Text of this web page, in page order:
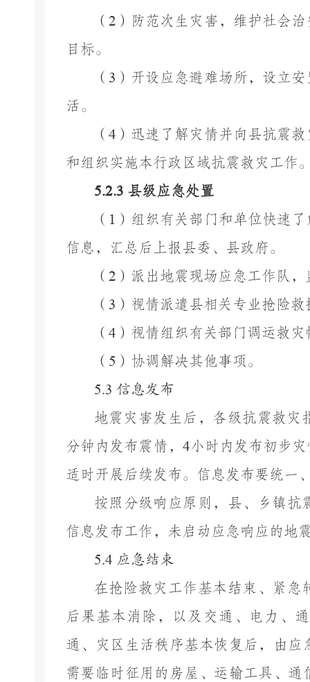
（ 2 ）防范次生灾害，维护社会
目标。
（ 3 ）开设应急避难场所，设立
活。
（ 4 ）迅速了解灾情并向县抗震
和组织实施本行政区域抗震救灾工作
5.2.3 县级应急处置
（ 1 ）组织有关部门和单位快速
信息，汇总后上报县委、县政府。
（ 2 ）派出地震现场应急工作队
（ 3 ）视情派遣县相关专业抢险
（ 4 ）视情组织有关部门调运救
（ 5 ）协调解决其他事项。
5.3 信息发布
地震灾害发生后，各级抗震救灾
分钟内发布震情， 4小时内发布初步
适时开展 后续发布。信息发布要统一
按照 分级响应原则， 县、乡镇抗
信息发布工作，未启动应急响应的地
5.4 应急结束
在抢险救灾工作基本结束、紧
后果基本消除，以及交通、电力、
通、灾区生活秩序基本恢复后，由
需要临时征用的房屋、运输工具、